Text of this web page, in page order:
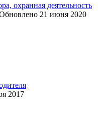
охранная деятельность
21 июня 2020
2017